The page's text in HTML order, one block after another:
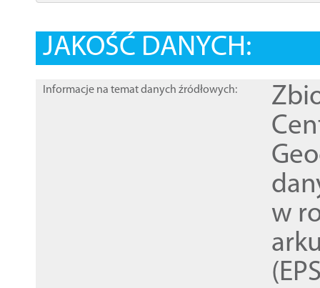
JAKOŚĆ DANYCH:
Informacje na temat danych źródłowych:
w